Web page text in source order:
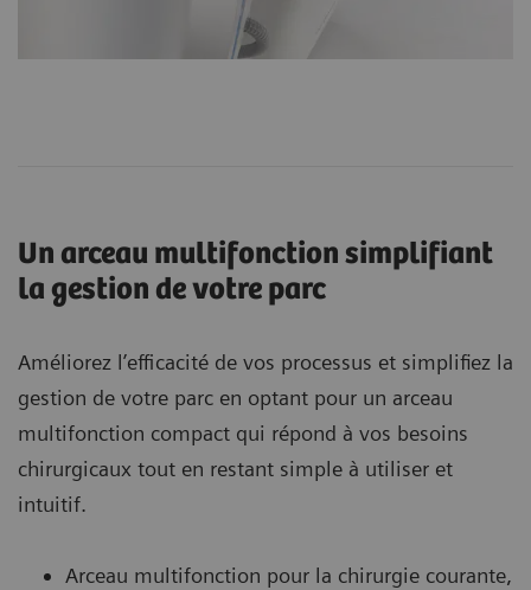
Un arceau multifonction simplifiant
la gestion de votre parc
Améliorez l’efficacité de vos processus et simplifiez la
gestion de votre parc en optant pour un arceau
multifonction compact qui répond à vos besoins
chirurgicaux tout en restant simple à utiliser et
intuitif.
Arceau multifonction pour la chirurgie courante,